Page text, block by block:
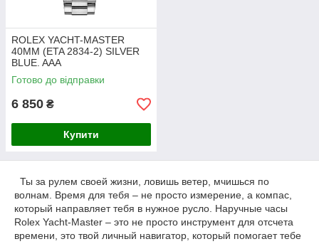
ROLEX YACHT-MASTER
40MM (ETA 2834-2) SILVER
BLUE. AAA
Готово до відправки
6 850 ₴
Купити
Ты за рулем своей жизни, ловишь ветер, мчишься по
волнам. Время для тебя – не просто измерение, а компас,
который направляет тебя в нужное русло. Наручные часы
Rolex Yacht-Master – это не просто инструмент для отсчета
времени, это твой личный навигатор, который помогает тебе